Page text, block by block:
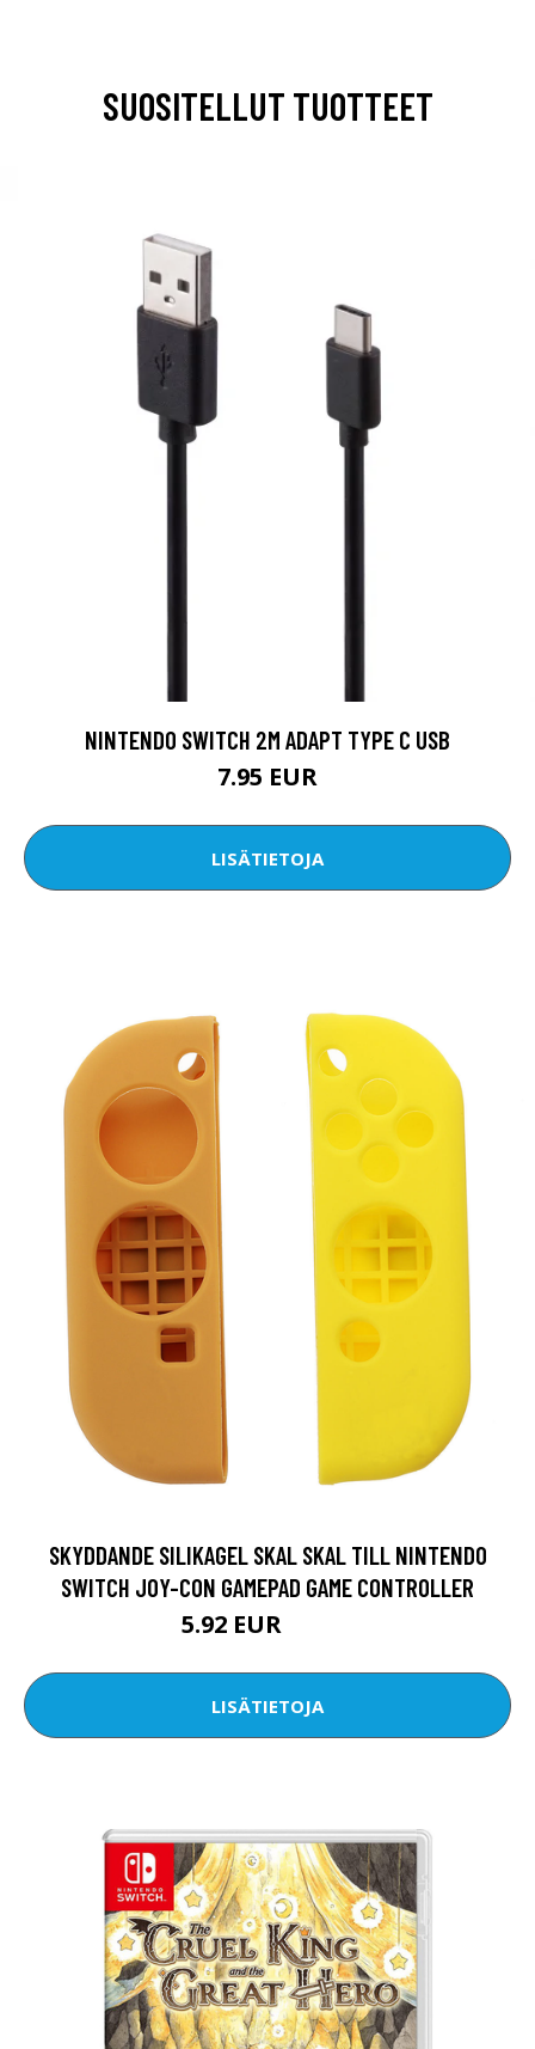
SUOSITELLUT TUOTTEET
NINTENDO SWITCH 2M ADAPT TYPE C USB
7.95 EUR
LISÄTIETOJA
SKYDDANDE SILIKAGEL SKAL SKAL TILL NINTENDO
SWITCH JOY-CON GAMEPAD GAME CONTROLLER
5.92 EUR
LISÄTIETOJA